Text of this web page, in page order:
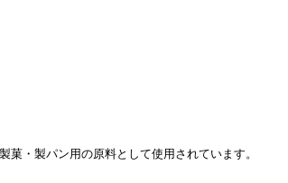
・製パン用の原料として使用されています。